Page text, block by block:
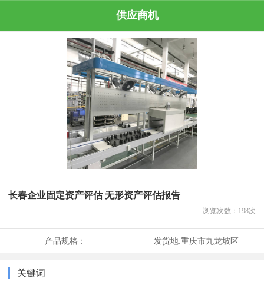
供应商机
长春企业固定资产评估 无形资产评估报告
浏览次数： 198次
产品规格： 发货地:重庆市九龙坡区
关键词